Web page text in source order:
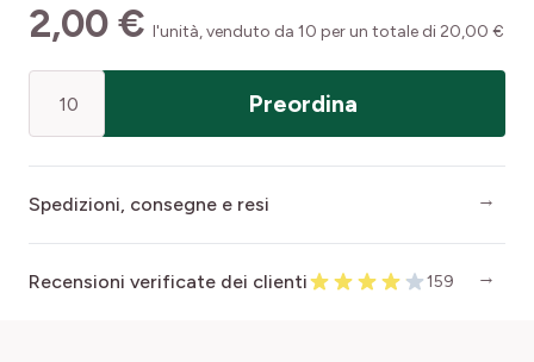
2,00 € l'unità, venduto da 10 per un totale di 20,00 €
Preordina
Spedizioni, consegne e resi
Recensioni verificate dei clienti 159